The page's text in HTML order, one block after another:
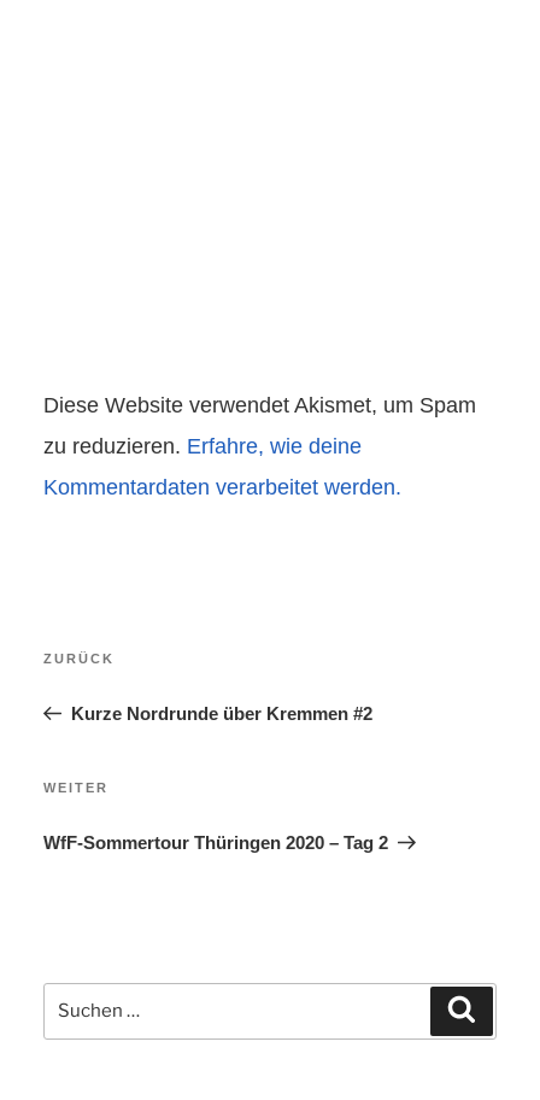
Diese Website verwendet Akismet, um Spam
zu reduzieren. Erfahre, wie deine
Kommentardaten verarbeitet werden.
Vorheriger
ZURÜCK
Kurze Nordrunde über Kremmen #2
Nächster
WEITER
WfF-Sommertour Thüringen 2020 – Tag 2
Suchen
nach: